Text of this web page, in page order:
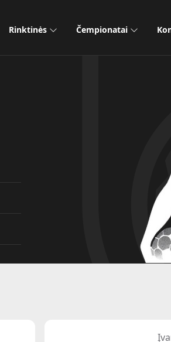
Rinktinės Čempionatai